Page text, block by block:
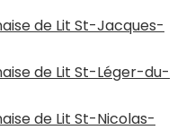
de Lit St-Jacques-
de Lit St-Léger-du-
de Lit St-Nicolas-